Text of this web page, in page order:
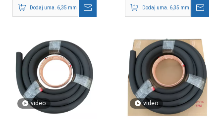
Dodaj uma. 6,35 mm - 9,52 mm je vanjska dimenzija u metrici.Dodaj uma. 6,35 mm - 9,52 mm
video video